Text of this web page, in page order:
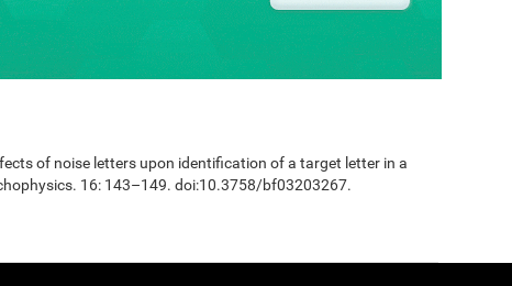
of noise letters upon identification of a target letter in a
16: 143–149. doi:10.3758/bf03203267.